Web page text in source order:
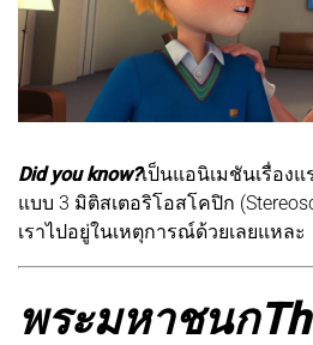
Did you know?เป็นแอนิเมชันเรื่อง
แบบ 3 มิติสเตอริโอสโคปิก
เราไปอยู่ในเหตุการณ์ด้วยเลยแหละ
พระมหาชนก